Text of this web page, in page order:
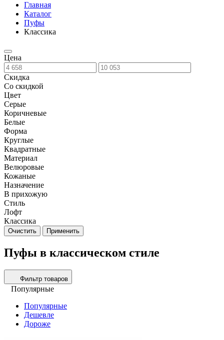
Главная
Каталог
Пуфы
Классика
Цена
Скидка
Со скидкой
Цвет
Серые
Коричневые
Белые
Форма
Круглые
Квадратные
Материал
Велюровые
Кожаные
Назначение
В прихожую
Стиль
Лофт
Классика
Очистить Применить
Пуфы в классическом стиле
Фильтр товаров
Популярные
Популярные
Дешевле
Дороже